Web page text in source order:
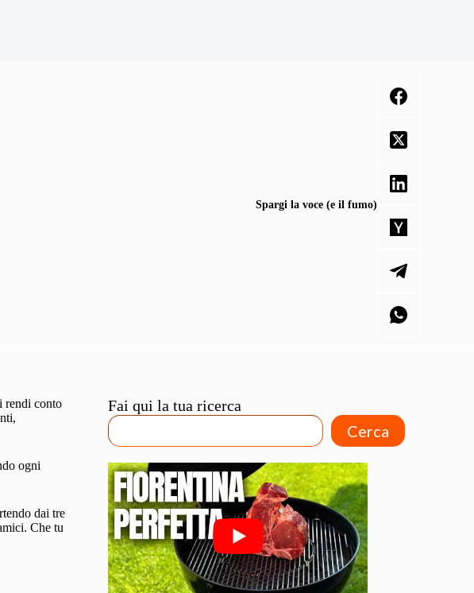
Spargi la voce (e il fumo)
rendi conto
ogni
dai tre
Che tu
Fai qui la tua ricerca
Cerca